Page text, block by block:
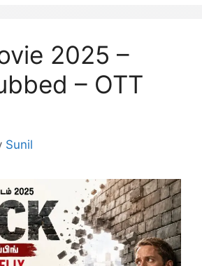
2025 –
– OTT
Sunil